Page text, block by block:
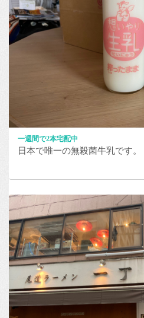
一週間で2本宅配中
日本で唯一の無殺菌牛乳です。